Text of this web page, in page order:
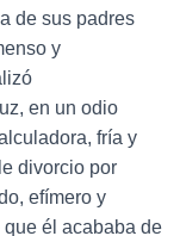
de sus padres
y
en un odio
fría y
divorcio por
efímero y
él acababa de